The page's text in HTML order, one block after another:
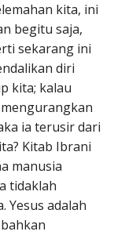
kita, ini
begitu saja,
sekarang ini
diri
kita; kalau
ia terusir dari
Kitab Ibrani
manusia
tidaklah
Yesus adalah